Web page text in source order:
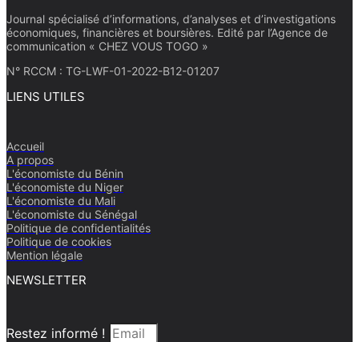
Journal spécialisé d’informations, d’analyses et d’investigations
économiques, financières et boursières. Edité par l’Agence de
communication « CHEZ VOUS TOGO »
N° RCCM : TG-LWF-01-2022-B12-01207
LIENS UTILES
Accueil
A propos
L'économiste du Bénin
L'économiste du Niger
L'économiste du Mali
L'économiste du Sénégal
Politique de confidentialités
Politique de cookies
Mention légale
NEWSLETTER
Restez informé !